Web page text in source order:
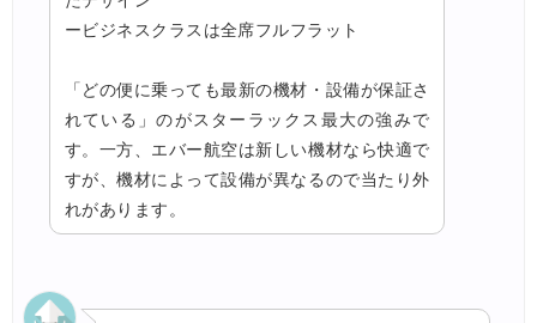
ービジネスクラスは全席フルフラット
「どの便に乗っても最新の機材・設備が保証さ
れている」のがスターラックス最大の強みで
す。一方、エバー航空は新しい機材なら快適で
すが、機材によって設備が異なるので当たり外
れがあります。